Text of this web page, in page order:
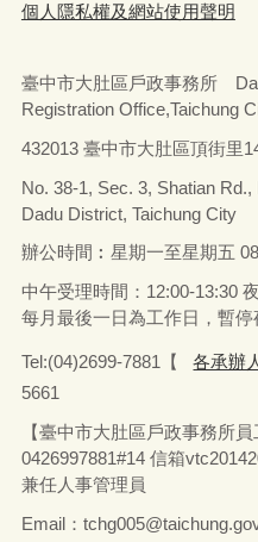
個人隱私權及網站使用聲明
臺中市大肚區戶政事務所
Registration Office,Taichung
432013 臺中市大肚區頂街里
No. 38-1, Sec. 3, Shatian
Dadu District, Taichung City
辦公時間︰星期一至星期五
中午受理時間：12:00-13:30
每月最後一日為工作日，暫停
Tel:(04)2699-7881【 各承辦
5661
【臺中市大肚區戶政事務所員
0426997881#14 信箱
兼任人事管理員
Email：